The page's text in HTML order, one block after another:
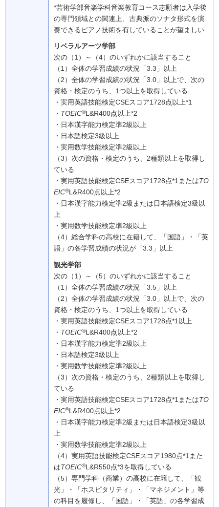
*芸術学部音楽学科音楽教育コース志願者は入学後
の専門領域との関連上、古典派のソナタ形式を演
奏できるピアノ技術を有していることが望ましい
リベラルアーツ学部
次の（1）～（4）のいずれかに該当すること
（1） 全体の学習成績の状況「3.3」以上
（2） 全体の学習成績の状況「3.0」以上で、次の
資格・検定のうち、1つ以上を取得している
・実用英語技能検定CSEスコア1728点以上*1
・ TOEIC®L&R400点以上*2
・日本漢字能力検定準2級以上
・日本語検定3級以上
・実用数学技能検定準2級以上
（3） 次の資格・検定のうち、2種類以上を取得し
ている
・実用英語技能検定CSEスコア1728点*1またはTO
EIC®L&R400点以上*2
・日本漢字能力検定準2級または日本語検定3級以
上
・実用数学技能検定準2級以上
（4） 総合学科の高校に在籍して、「国語」・「英
語」の各学習成績の状況が「3.3」以上
観光学部
次の（1）～（5）のいずれかに該当すること
（1） 全体の学習成績の状況「3.5」以上
（2） 全体の学習成績の状況「3.0」以上で、次の
資格・検定のうち、1つ以上を取得している
・実用英語技能検定CSEスコア1728点*1以上
・ TOEIC®L&R400点以上*2
・日本漢字能力検定準2級以上
・日本語検定3級以上
・実用数学技能検定準2級以上
（3） 次の資格・検定のうち、2種類以上を取得し
ている
・実用英語技能検定CSEスコア1728点*1またはTO
EIC®L&R400点以上*2
・日本漢字能力検定準2級または日本語検定3級以
上
・実用数学技能検定準2級以上
（4） 実用英語技能検定CSEスコア1980点*1また
はTOEIC®L&R550点*3を取得している
（5） 専門学科（商業）の高校に在籍して、「観
光」・「ホスピタリティ」・「マネジメント」等
の科目を履修し、「国語」・「英語」の各学習成